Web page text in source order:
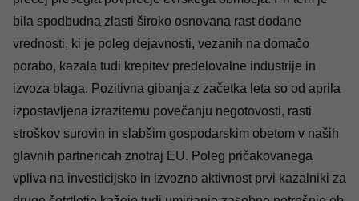
bila spodbudna zlasti široko osnovana rast dodane
vrednosti, ki je poleg dejavnosti, vezanih na domačo
porabo, kazala tudi krepitev predelovalne industrije in
izvoza blaga. Pozitivna gibanja z začetka leta so od aprila
izpostavljena izrazitemu povečanju negotovosti, rasti
stroškov surovin in slabšim gospodarskim obetom v naših
glavnih partnericah znotraj EU. Poleg pričakovanega
vpliva na investicijsko in izvozno aktivnost prvi kazalniki za